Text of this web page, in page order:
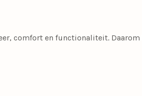
comfort en functionaliteit. Daarom